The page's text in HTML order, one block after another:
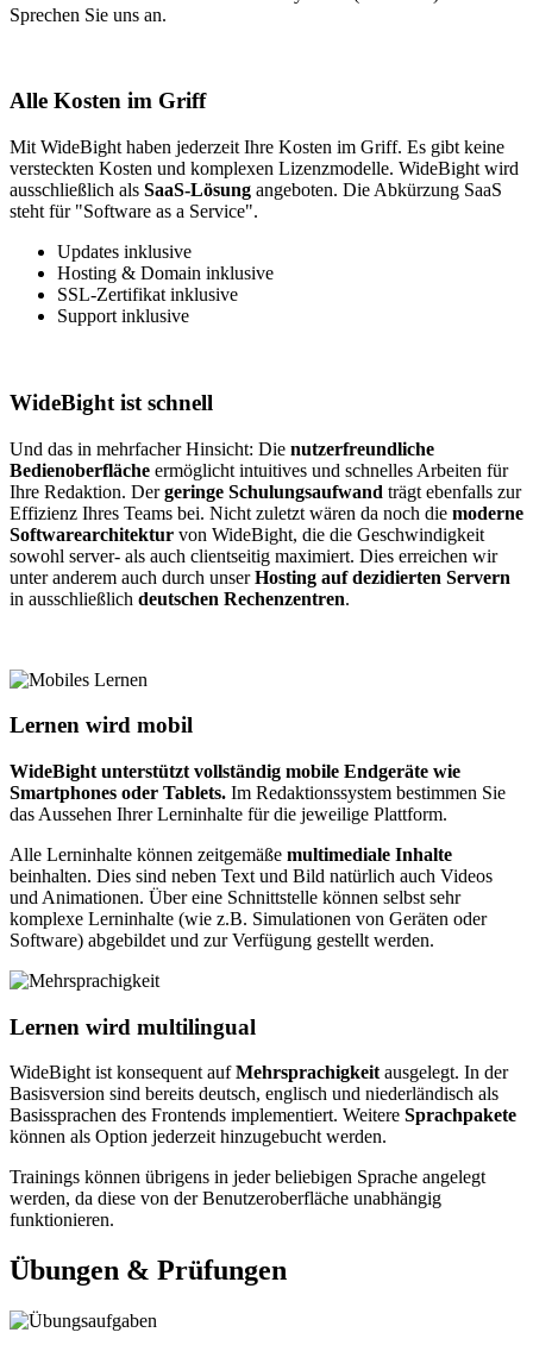
Sprechen Sie uns an.
Alle Kosten im Griff
Mit WideBight haben jederzeit Ihre Kosten im Griff. Es gibt keine
versteckten Kosten und komplexen Lizenzmodelle. WideBight wird
ausschließlich als SaaS-Lösung angeboten. Die Abkürzung SaaS
steht für "Software as a Service".
Updates inklusive
Hosting & Domain inklusive
SSL-Zertifikat inklusive
Support inklusive
WideBight ist schnell
Und das in mehrfacher Hinsicht: Die nutzerfreundliche
Bedienoberfläche ermöglicht intuitives und schnelles Arbeiten für
Ihre Redaktion. Dergeringe Schulungsaufwand trägt ebenfalls zur
Effizienz Ihres Teams bei. Nicht zuletzt wären da noch die moderne
Softwarearchitektur von WideBight, die die Geschwindigkeit
sowohl server- als auch clientseitig maximiert. Dies erreichen wir
unter anderem auch durch unserHosting auf dezidierten Servern
in ausschließlich deutschen Rechenzentren.
Lernen wird mobil
WideBight unterstützt vollständig mobile Endgeräte wie
Smartphones oder Tablets. Im Redaktionssystem bestimmen Sie
das Aussehen Ihrer Lerninhalte für die jeweilige Plattform.
Alle Lerninhalte können zeitgemäße multimediale Inhalte
beinhalten. Dies sind neben Text und Bild natürlich auch Videos
und Animationen. Über eine Schnittstelle können selbst sehr
komplexe Lerninhalte (wie z.B. Simulationen von Geräten oder
Software) abgebildet und zur Verfügung gestellt werden.
Lernen wird multilingual
WideBight ist konsequent aufMehrsprachigkeitausgelegt. In der
Basisversion sind bereits deutsch, englisch und niederländisch als
Basissprachen des Frontends implementiert. Weitere Sprachpakete
können als Option jederzeit hinzugebucht werden.
Trainings können übrigens in jeder beliebigen Sprache angelegt
werden, da diese von der Benutzeroberfläche unabhängig
funktionieren.
Übungen & Prüfungen